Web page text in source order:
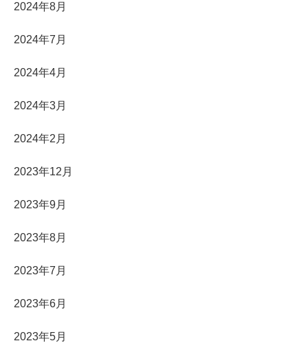
2024年8月
2024年7月
2024年4月
2024年3月
2024年2月
2023年12月
2023年9月
2023年8月
2023年7月
2023年6月
2023年5月